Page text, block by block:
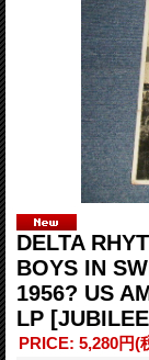
DELTA
BOYS IN
1956? US
LP
PRICE: 5,280円(